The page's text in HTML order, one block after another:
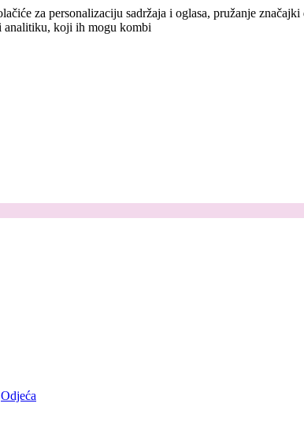
za personalizaciju sadržaja i oglasa, pružanje
analitiku, koji ih mogu kombi
Odjeća